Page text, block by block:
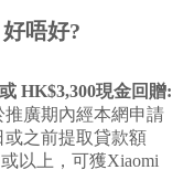
唔好?
HK$3,300現金回贈:
推廣期內經本網申請
或之前提取貸款額
以上，可獲Xiaomi